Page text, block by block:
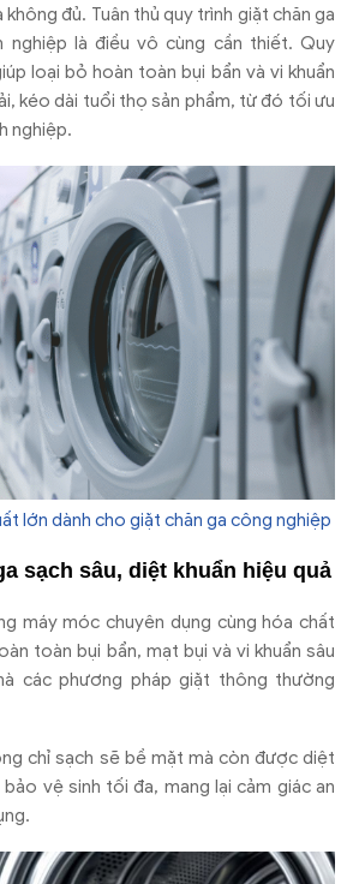
khôngđủ. Tuân thủ quy trình giặt chăn ga
nghiệp làđiều vô cùng cần thiết. Quy
úp loại bỏ hoàn toàn bụi bẩn và vi khuẩn
kéo dài tuổi thọ sản phẩm, từđó tốiưu
nghiệp.
lớn dành cho giặt chăn ga công nghiệp
sạch sâu, diệt khuẩn hiệu quả
máy móc chuyên dụng cùng hóa chất
àn toàn bụi bẩn, mạt bụi và vi khuẩn sâu
à các phương pháp giặt thông thường
chỉ sạch sẽ bề mặt mà còn được diệt
bảo vệ sinh tốiđa, mang lại cảm giác an